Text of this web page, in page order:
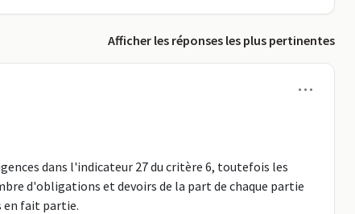
Afficher les réponses les plus pertinentes
dans l'indicateur 27 du critère 6, toutefois les
d'obligations et devoirs de la part de chaque partie
en fait partie.